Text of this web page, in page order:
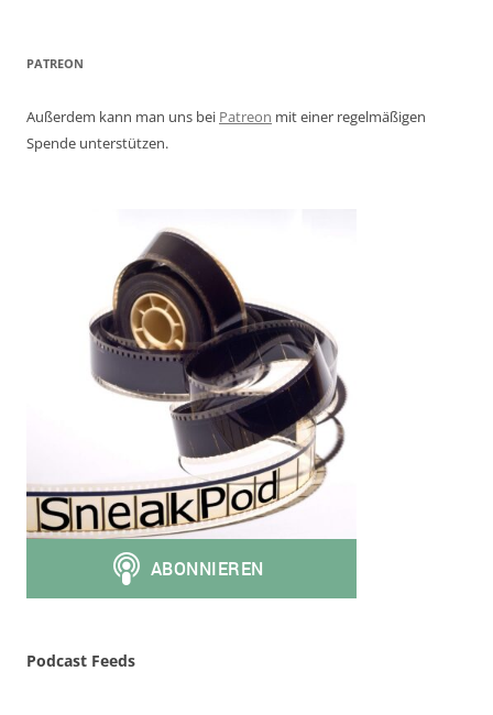
PATREON
Außerdem kann man uns bei Patreon mit einer regelmäßigen
Spende unterstützen.
Podcast Feeds